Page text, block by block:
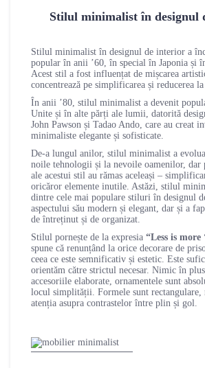
Stilul minimalist în designul
Stilul minimalist în designul de interior a
popular în anii ’60, în special în Japonia și
Acest stil a fost influențat de mișcarea
concentrează pe simplificarea și reducerea la
În anii ’80, stilul minimalist a devenit
Unite și în alte părți ale lumii, datorită
John Pawson și Tadao Ando, care au creat
minimaliste elegante și sofisticate.
De-a lungul anilor, stilul minimalist a
noile tehnologii și la nevoile oamenilor, dar
ale acestui stil au rămas aceleași –
oricăror elemente inutile. Astăzi, stilul
dintre cele mai populare stiluri în designul
aspectului său modern și elegant, dar și a
de întreținut și de organizat.
Stilul pornește de la expresia “Less is more
spune că renunțând la orice decorare de
ceea ce este semnificativ și estetic. Este
orientăm către strictul necesar. Nimic în
accesoriile elaborate, ornamentele sunt
locul simplității. Formele sunt rectangulare,
atenția asupra contrastelor între plin și gol.